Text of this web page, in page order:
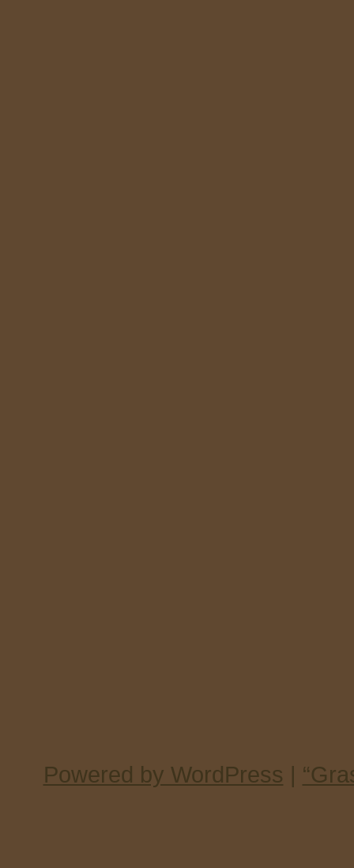
Powered by WordPress |